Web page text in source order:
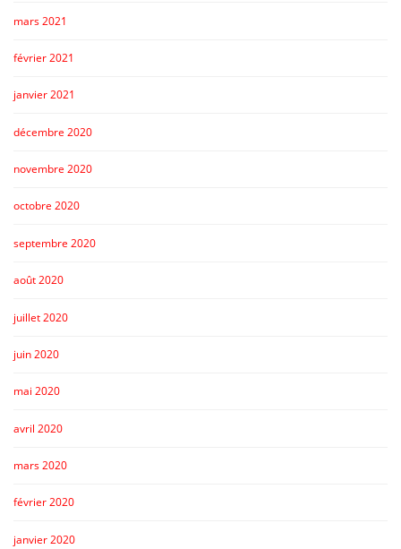
mars 2021
février 2021
janvier 2021
décembre 2020
novembre 2020
octobre 2020
septembre 2020
août 2020
juillet 2020
juin 2020
mai 2020
avril 2020
mars 2020
février 2020
janvier 2020